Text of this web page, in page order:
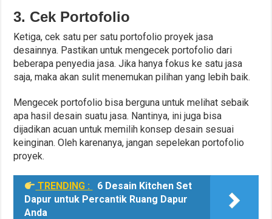
3. Cek Portofolio
Ketiga, cek satu per satu portofolio proyek jasa
desainnya. Pastikan untuk mengecek portofolio dari
beberapa penyedia jasa. Jika hanya fokus ke satu jasa
saja, maka akan sulit menemukan pilihan yang lebih baik.
Mengecek portofolio bisa berguna untuk melihat sebaik
apa hasil desain suatu jasa. Nantinya, ini juga bisa
dijadikan acuan untuk memilih konsep desain sesuai
keinginan. Oleh karenanya, jangan sepelekan portofolio
proyek.
TRENDING :
6 Desain Kitchen Set
Dapur untuk Percantik Ruang Dapur
Anda